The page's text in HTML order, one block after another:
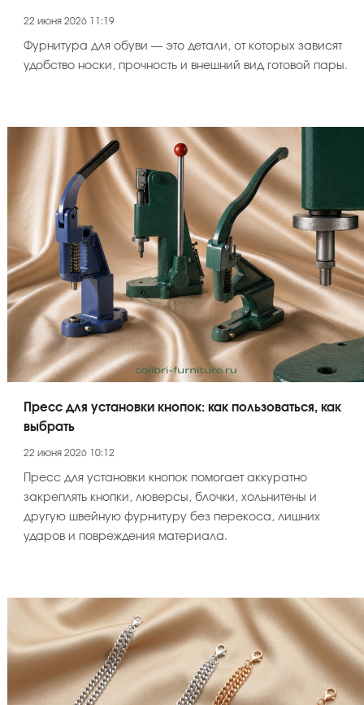
22 июня 2026 11:19
Фурнитура для обуви — это детали, от которых зависят
удобство носки, прочность и внешний вид готовой пары.
Пресс для установки кнопок: как пользоваться, как
выбрать
22 июня 2026 10:12
Пресс для установки кнопок помогает аккуратно
закреплять кнопки, люверсы, блочки, хольнитены и
другую швейную фурнитуру без перекоса, лишних
ударов и повреждения материала.